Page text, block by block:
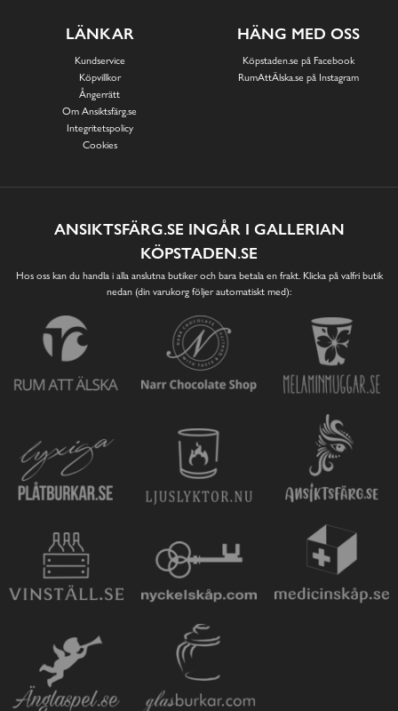
LÄNKAR
Kundservice
Köpvillkor
Ångerrätt
Om Ansiktsfärg.se
Integritetspolicy
Cookies
HÄNG MED OSS
Köpstaden.se på Facebook
RumAttÄlska.se på Instagram
ANSIKTSFÄRG.SE INGÅR I GALLERIAN
KÖPSTADEN.SE
Hos oss kan du handla i alla anslutna butiker och bara betala en frakt. Klicka på valfri butik
nedan (din varukorg följer automatiskt med):